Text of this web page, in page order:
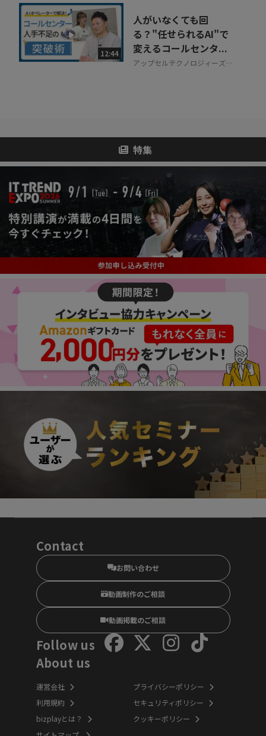
12:44
人がいなくても回
る？"任せられるAI"で
変えるコールセンタ...
アップセルテクノロジィーズ株
特集
Contact
お問い合わせ
動画制作のご相談
動画掲載のご相談
Follow us
About us
運営会社
利用規約
bizplayとは？
プライバシーポリシー
セキュリティポリシー
クッキーポリシー